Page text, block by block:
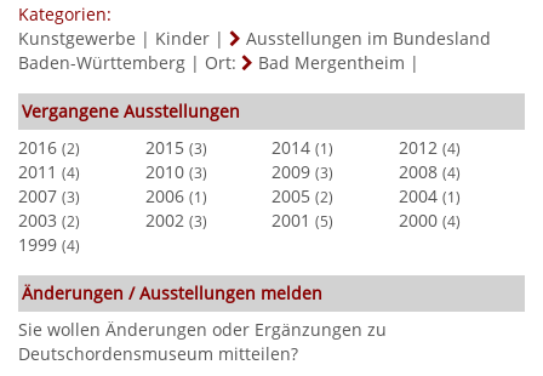
Kategorien:
Kunstgewerbe | Kinder |
Ausstellungen im Bundesland
Baden-Württemberg | Ort: Bad Mergentheim |
Vergangene Ausstellungen
2016 (2) 2015 (3) 2014 (1) 2012 (4)
2011 (4) 2010 (3) 2009 (3) 2008 (4)
2007 (3) 2006 (1) 2005 (2) 2004 (1)
2003 (2) 2002 (3) 2001 (5) 2000 (4)
1999 (4)
Änderungen / Ausstellungen melden
Sie wollen Änderungen oder Ergänzungen zu
Deutschordensmuseum mitteilen?